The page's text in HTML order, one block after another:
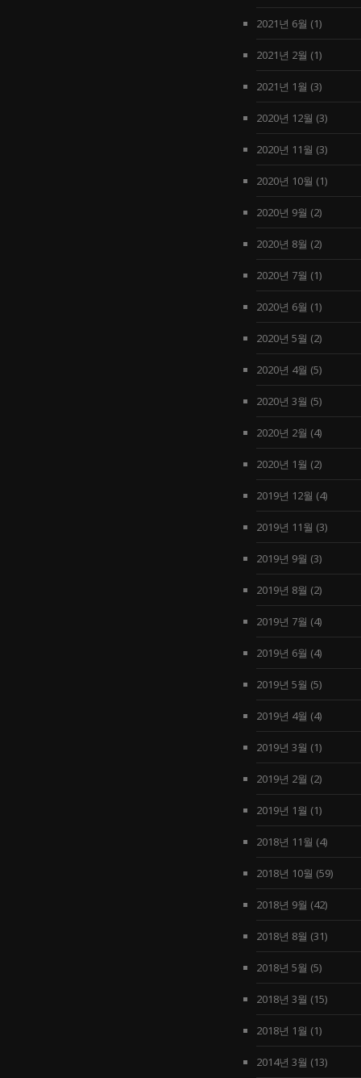
2021년 6월 (1)
2021년 2월 (1)
2021년 1월 (3)
2020년 12월 (3)
2020년 11월 (3)
2020년 10월 (1)
2020년 9월 (2)
2020년 8월 (2)
2020년 7월 (1)
2020년 6월 (1)
2020년 5월 (2)
2020년 4월 (5)
2020년 3월 (5)
2020년 2월 (4)
2020년 1월 (2)
2019년 12월 (4)
2019년 11월 (3)
2019년 9월 (3)
2019년 8월 (2)
2019년 7월 (4)
2019년 6월 (4)
2019년 5월 (5)
2019년 4월 (4)
2019년 3월 (1)
2019년 2월 (2)
2019년 1월 (1)
2018년 11월 (4)
2018년 10월 (59)
2018년 9월 (42)
2018년 8월 (31)
2018년 5월 (5)
2018년 3월 (15)
2018년 1월 (1)
2014년 3월 (13)